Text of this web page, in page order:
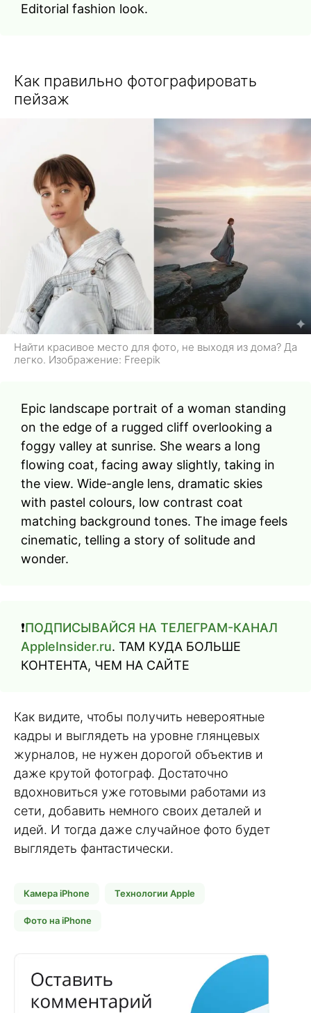
Editorial fashion look.
Как правильно фотографировать
пейзаж
Найти красивое место для фото, не выходя из дома? Да
легко. Изображение: Freepik
Epic landscape portrait of a woman standing
on the edge of a rugged cliff overlooking a
foggy valley at sunrise. She wears a long
flowing coat, facing away slightly, taking in
the view. Wide-angle lens, dramatic skies
with pastel colours, low contrast coat
matching background tones. The image feels
cinematic, telling a story of solitude and
wonder.
❗️ПОДПИСЫВАЙСЯ НА ТЕЛЕГРАМ-КАНАЛ
AppleInsider.ru. ТАМ КУДА БОЛЬШЕ
КОНТЕНТА, ЧЕМ НА САЙТЕ
Как видите, чтобы получить невероятные
кадры и выглядеть на уровне глянцевых
журналов, не нужен дорогой объектив и
даже крутой фотограф. Достаточно
вдохновиться уже готовыми работами из
сети, добавить немного своих деталей и
идей. И тогда даже случайное фото будет
выглядеть фантастически.
Камера iPhone Технологии Apple
Фото на iPhone